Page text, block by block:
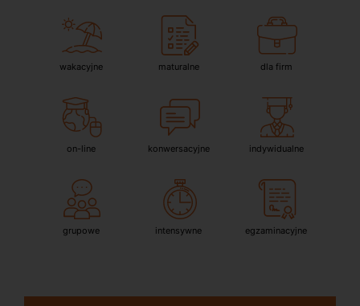
wakacyjne maturalne dla firm
on-line konwersacyjne indywidualne
grupowe intensywne egzaminacyjne